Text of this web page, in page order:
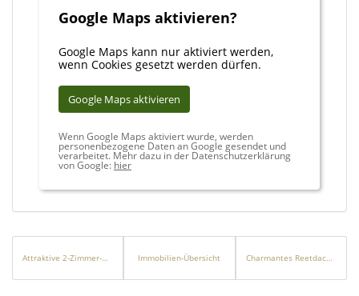
Google Maps aktivieren?
Google Maps kann nur aktiviert werden,
wenn Cookies gesetzt werden dürfen.
Google Maps aktivieren
Wenn Google Maps aktiviert wurde, werden
personenbezogene Daten an Google gesendet und
verarbeitet. Mehr dazu in der Datenschutzerklärung
von Google: hier
Attraktive 2-Zimmer-Wohnung sofort bezugsfertig Immobilien-Übersicht Charmantes Reetdach-Doppelhaus mit großem Garten und viel Potenzial